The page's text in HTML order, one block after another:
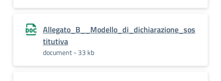
Allegato_B__Modello_di_dichiarazione_sos
titutiva
document - 33 kb